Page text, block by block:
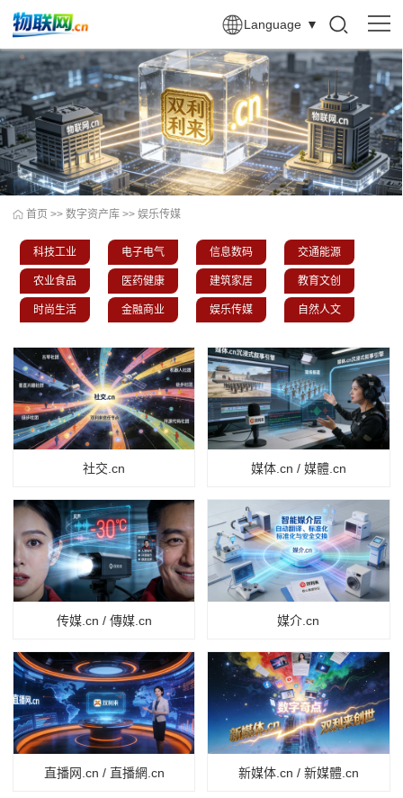
Language ▼
首页 >> 数字资产库 >> 娱乐传媒
科技工业 电子电气 信息数码 交通能源
农业食品 医药健康 建筑家居 教育文创
时尚生活 金融商业 娱乐传媒 自然人文
社交.cn 媒体.cn / 媒體.cn
传媒.cn / 傳媒.cn 媒介.cn
直播网.cn / 直播網.cn 新媒体.cn / 新媒體.cn